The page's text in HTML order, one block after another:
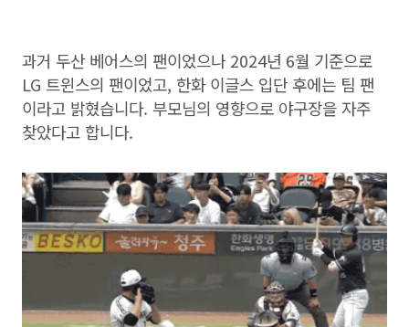
과거 두산 베어스의 팬이었으나 2024년 6월 기준으로
LG 트윈스의 팬이었고, 한화 이글스 입단 후에는 팀 팬
이라고 밝혔습니다. 부모님의 영향으로 야구장을 자주
찾았다고 합니다.